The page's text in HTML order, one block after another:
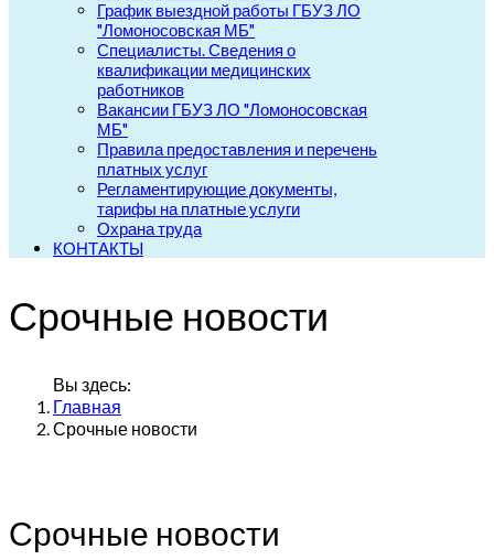
График выездной работы ГБУЗ ЛО
"Ломоносовская МБ"
Специалисты. Сведения о
квалификации медицинских
работников
Вакансии ГБУЗ ЛО "Ломоносовская
МБ"
Правила предоставления и перечень
платных услуг
Регламентирующие документы,
тарифы на платные услуги
Охрана труда
КОНТАКТЫ
Срочные новости
Вы здесь:
Главная
Срочные новости
Срочные новости